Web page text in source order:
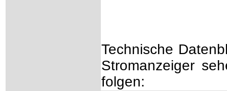
Technische
Stromanzeiger
folgen: